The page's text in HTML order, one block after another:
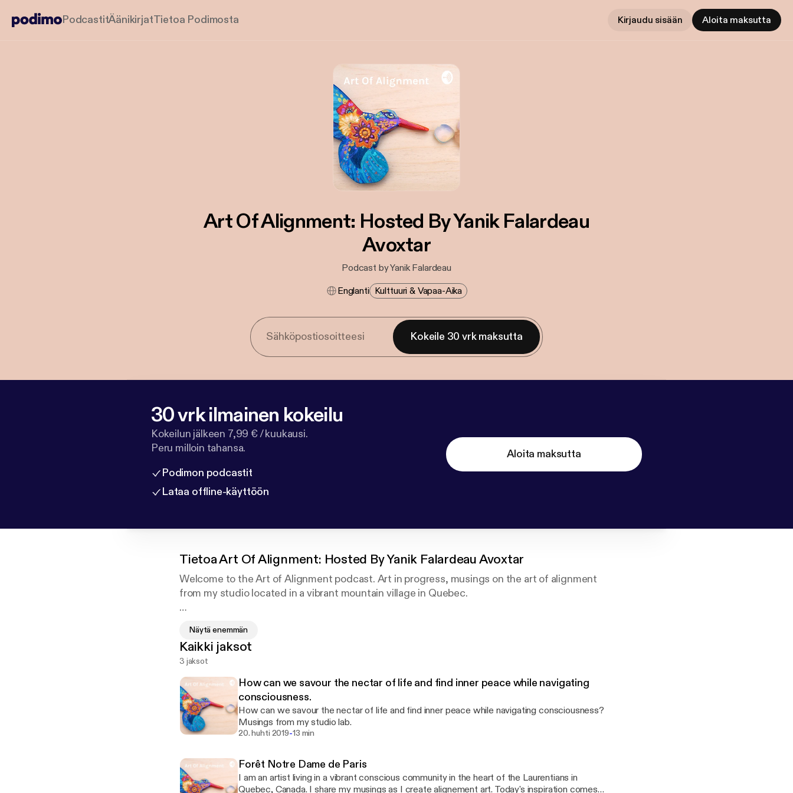
PodcastitÄänikirjatTietoa Podimosta Kirjaudu sisään Aloita maksutta
Art Of Alignment: Hosted By Yanik Falardeau
Avoxtar
Podcast by Yanik Falardeau
Englanti Kulttuuri & Vapaa-Aika
Kokeile 30 vrk maksutta
30 vrk ilmainen kokeilu
Kokeilun jälkeen 7,99 € / kuukausi.
Peru milloin tahansa.
Podimon podcastit
Lataa offline-käyttöön
Aloita maksutta
TietoaArt Of Alignment: Hosted By Yanik Falardeau Avoxtar
Welcome to the Art of Alignment podcast. Art in progress, musings on the art of alignment
from my studio located in a vibrant mountain village in Quebec.
atelier situé dans un joli petit village dans les montagnes du Québec.
Näytä enemmän
Kaikki jaksot
3 jaksot
How can we savour the nectar of life and find inner peace while navigating
consciousness.
How can we savour the nectar of life and find inner peace while navigating consciousness?
Musings from my studio lab.
20. huhti 2019-13 min
Forêt Notre Dame de Paris
I am an artist living in a vibrant conscious community in the heart of the Laurentians in
Quebec, Canada. I share my musings as I create alignement art. Today's inspiration comes